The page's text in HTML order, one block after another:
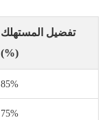
تفضيل المستهلك
(%)
85%
75%